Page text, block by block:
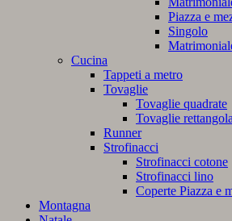
Piazza e
Singolo
Cucina
Tappeti a metro
Tovaglie
Tovaglie quadrate
Tovaglie
Runner
Strofinacci
Strofinacci cotone
Strofinacci lino
Coperte Piazza e
Montagna